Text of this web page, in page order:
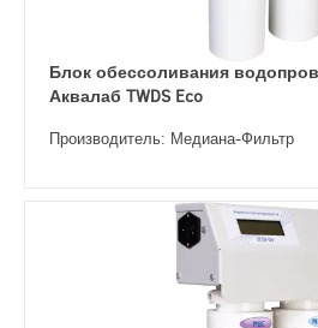
Блок обессоливания
Аквалаб TWDS Eco
Производитель: Медиана-Фильтр